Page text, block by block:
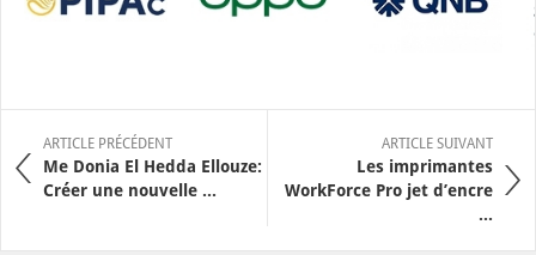
ARTICLE PRÉCÉDENT
Me Donia El Hedda Ellouze:
Créer une nouvelle ...
ARTICLE SUIVANT
Les imprimantes
WorkForce Pro jet d’encre
...